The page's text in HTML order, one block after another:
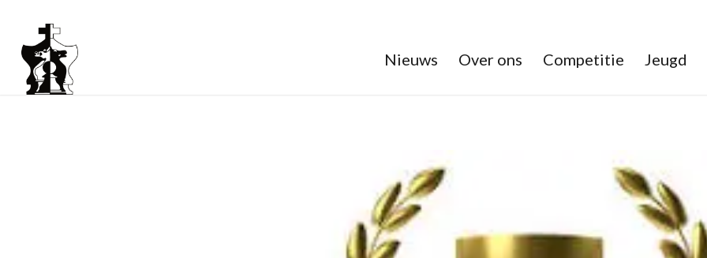
Nieuws Over ons Competitie Jeugd